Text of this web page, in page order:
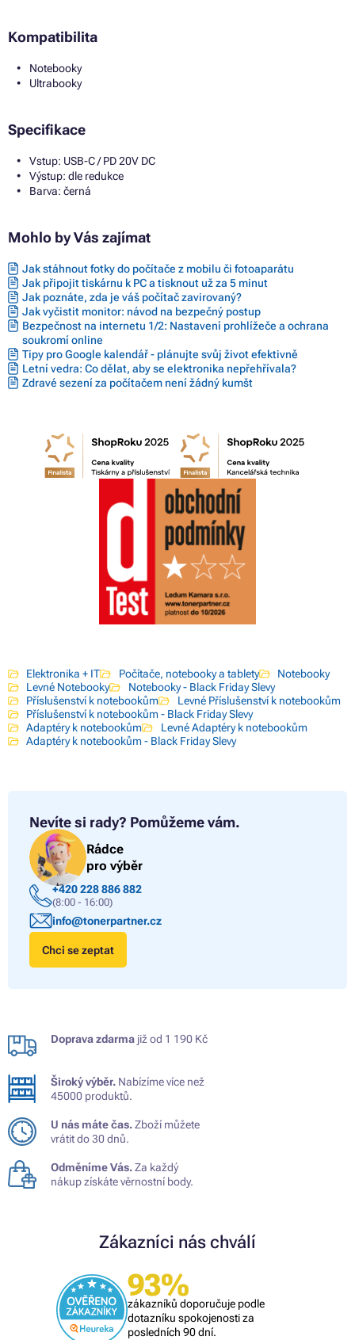
Kompatibilita
Notebooky
Ultrabooky
Specifikace
Vstup: USB-C / PD 20V DC
Výstup: dle redukce
Barva: černá
Mohlo by Vás zajímat
Jak stáhnout fotky do počítače z mobilu či fotoaparátu
Jak připojit tiskárnu k PC a tisknout už za 5 minut
Jak poznáte, zda je váš počítač zavirovaný?
Jak vyčistit monitor: návod na bezpečný postup
Bezpečnost na internetu 1/2: Nastavení prohlížeče a ochrana
soukromí online
Tipy pro Google kalendář - plánujte svůj život efektivně
Letní vedra: Co dělat, aby se elektronika nepřehřívala?
Zdravé sezení za počítačem není žádný kumšt
Elektronika + IT Počítače, notebooky a tablety
Notebooky
Levné Notebooky
Notebooky - Black Friday Slevy
Příslušenství k notebookům
Levné Příslušenství k notebookům
Příslušenství k notebookům - Black Friday Slevy
Adaptéry k notebookům
Levné Adaptéry k notebookům
Adaptéry k notebookům - Black Friday Slevy
Nevíte si rady? Pomůžeme vám.
Rádce
pro výběr
+420 228 886 882
(8:00 - 16:00)
info@tonerpartner.cz
Chci se zeptat
Doprava zdarma již od 1 190 Kč
Široký výběr. Nabízíme více než
45000 produktů.
U nás máte čas.Zboží můžete
vrátit do 30 dnů.
Odměníme Vás.Za každý
nákup získáte věrnostní body.
Zákazníci nás chválí
93%
zákazníků doporučuje podle
dotazníku spokojenosti za
posledních 90 dní.